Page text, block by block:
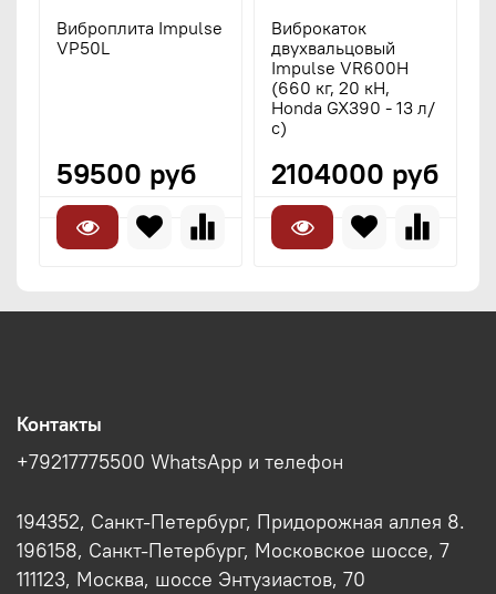
Виброплита Impulse
VP50L
59500 руб
Виброкаток
двухвальцовый
Impulse VR600H
(660 кг, 20 кН,
Honda GX390 - 13 л/
с)
2104000 руб
Контакты
+79217775500 WhatsApp и телефон
194352, Санкт-Петербург, Придорожная аллея 8.
196158, Санкт-Петербург, Московское шоссе, 7
111123, Москва, шоссе Энтузиастов, 70